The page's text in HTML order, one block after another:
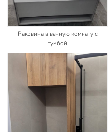
Раковина в ванную комнату с
тумбой